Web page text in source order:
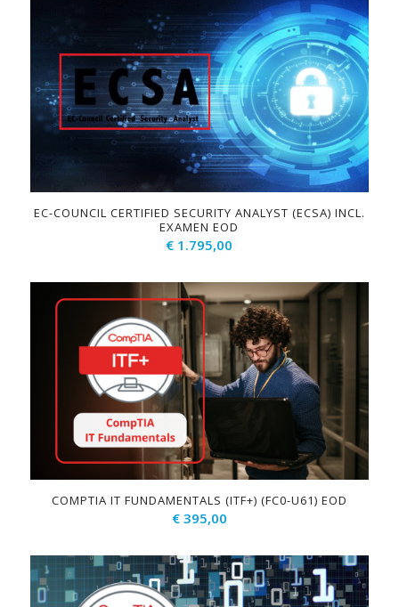
EC-COUNCIL CERTIFIED SECURITY ANALYST (ECSA) INCL.
EXAMEN EOD
€ 1.795,00
COMPTIA IT FUNDAMENTALS (ITF+) (FC0-U61) EOD
€395,00